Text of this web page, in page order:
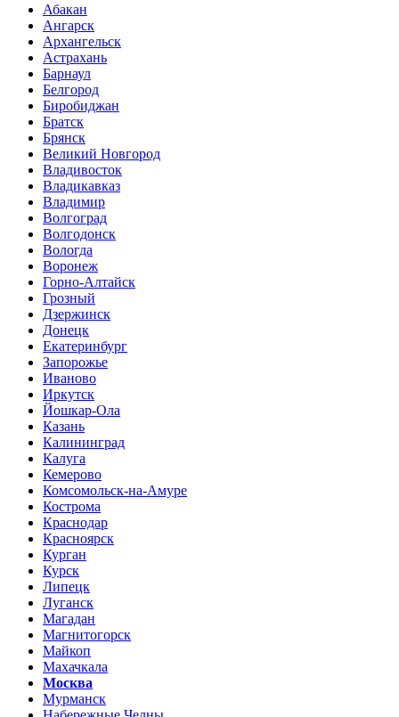
Абакан
Ангарск
Архангельск
Астрахань
Барнаул
Белгород
Биробиджан
Братск
Брянск
Великий Новгород
Владивосток
Владикавказ
Владимир
Волгоград
Волгодонск
Вологда
Воронеж
Горно-Алтайск
Грозный
Дзержинск
Донецк
Екатеринбург
Запорожье
Иваново
Иркутск
Йошкар-Ола
Казань
Калининград
Калуга
Кемерово
Комсомольск-на-Амуре
Кострома
Краснодар
Красноярск
Курган
Курск
Липецк
Луганск
Магадан
Магнитогорск
Майкоп
Махачкала
Москва
Мурманск